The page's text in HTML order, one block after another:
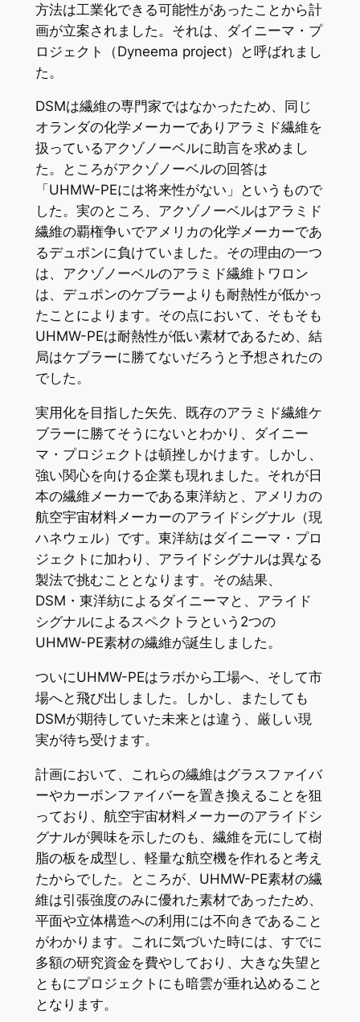
方法は工業化できる可能性があったことから計
画が立案されました。それは、ダイニーマ・プ
ロジェクト（Dyneema project）と呼ばれまし
た。
DSMは繊維の専門家ではなかったため、同じ
オランダの化学メーカーでありアラミド繊維を
扱っているアクゾノーベルに助言を求めまし
た。ところがアクゾノーベルの回答は
「UHMW-PEには将来性がない」というもので
した。実のところ、アクゾノーベルはアラミド
繊維の覇権争いでアメリカの化学メーカーであ
るデュポンに負けていました。その理由の一つ
は、アクゾノーベルのアラミド繊維トワロン
は、デュポンのケブラーよりも耐熱性が低かっ
たことによります。その点において、そもそも
UHMW-PEは耐熱性が低い素材であるため、結
局はケブラーに勝てないだろうと予想されたの
でした。
実用化を目指した矢先、既存のアラミド繊維ケ
ブラーに勝てそうにないとわかり、ダイニー
マ・プロジェクトは頓挫しかけます。しかし、
強い関心を向ける企業も現れました。それが日
本の繊維メーカーである東洋紡と、アメリカの
航空宇宙材料メーカーのアライドシグナル（現
ハネウェル）です。東洋紡はダイニーマ・プロ
ジェクトに加わり、アライドシグナルは異なる
製法で挑むこととなります。その結果、
DSM・東洋紡によるダイニーマと、アライド
シグナルによるスペクトラという2つの
UHMW-PE素材の繊維が誕生しました。
ついにUHMW-PEはラボから工場へ、そして市
場へと飛び出しました。しかし、またしても
DSMが期待していた未来とは違う、厳しい現
実が待ち受けます。
計画において、これらの繊維はグラスファイバ
ーやカーボンファイバーを置き換えることを狙
っており、航空宇宙材料メーカーのアライドシ
グナルが興味を示したのも、繊維を元にして樹
脂の板を成型し、軽量な航空機を作れると考え
たからでした。ところが、UHMW-PE素材の繊
維は引張強度のみに優れた素材であったため、
平面や立体構造への利用には不向きであること
がわかります。これに気づいた時には、すでに
多額の研究資金を費やしており、大きな失望と
ともにプロジェクトにも暗雲が垂れ込めること
となります。